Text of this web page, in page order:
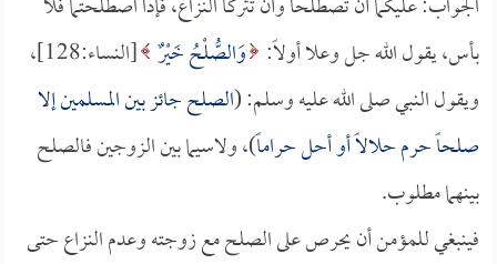
بأس، يقول الله جل وعلا أولاً: وَالصُّلْحُ خَيْرٌ
[النساء:128]،
ويقول النبي صلى الله عليه وسلم: (الصلح جائز بين المسلمين إلا
صلحاً حرم حلالاً أو أحل حراماً)، ولاسيما بين الزوجين فالصلح
بينهما مطلوب.
فينبغي للمؤمن أن يحرص على الصلح مع زوجته وعدم النزاع حتى